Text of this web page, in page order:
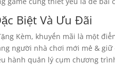
Biệt Và Ưu Đãi
Kèm, khuyến mãi là một
người nhà chơi mới mẻ &
hành quản lý cụm chương